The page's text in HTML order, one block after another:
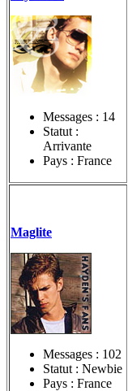
Messages : 14
Statut :
Arrivante
Pays : France
Maglite
Messages : 102
Statut : Newbie
Pays : France